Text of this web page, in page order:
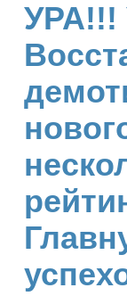
УРА!!!